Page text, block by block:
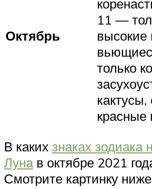
Октябрь
11 —
высокие
только
кактусы,
красные
В каких знаках зодиака
Лунав октябре 2021
Смотрите картинку